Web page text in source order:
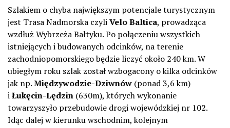
Szlakiem o chyba największym potencjale turystycznym
jest Trasa Nadmorska czyliVelo Baltica, prowadząca
wzdłuż Wybrzeża Bałtyku. Po połączeniu wszystkich
istniejących i budowanych odcinków, na terenie
zachodniopomorskiego będzie liczyć około 240 km. W
ubiegłym roku szlak został wzbogacony o kilka odcinków
jak np.Międzywodzie-Dziwnów (ponad 3,6 km)
iŁukęcin-Lędzin (630m), których wykonanie
towarzyszyło przebudowie drogi wojewódzkiej nr 102.
Idąc dalej w kierunku wschodnim, kolejnym